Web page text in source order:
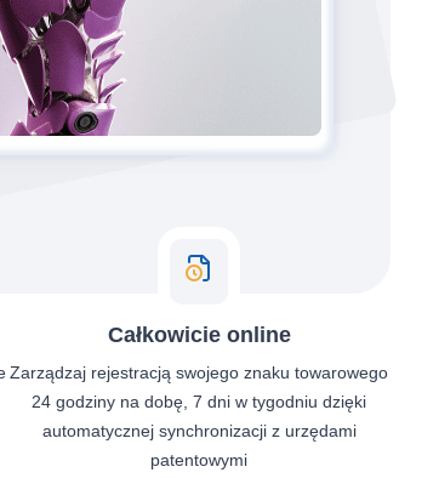
Całkowicie online
Zarządzaj rejestracją swojego znaku towarowego
24 godziny na dobę, 7 dni w tygodniu dzięki
automatycznej synchronizacji z urzędami
patentowymi